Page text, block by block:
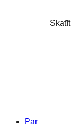
Skatīt
Par